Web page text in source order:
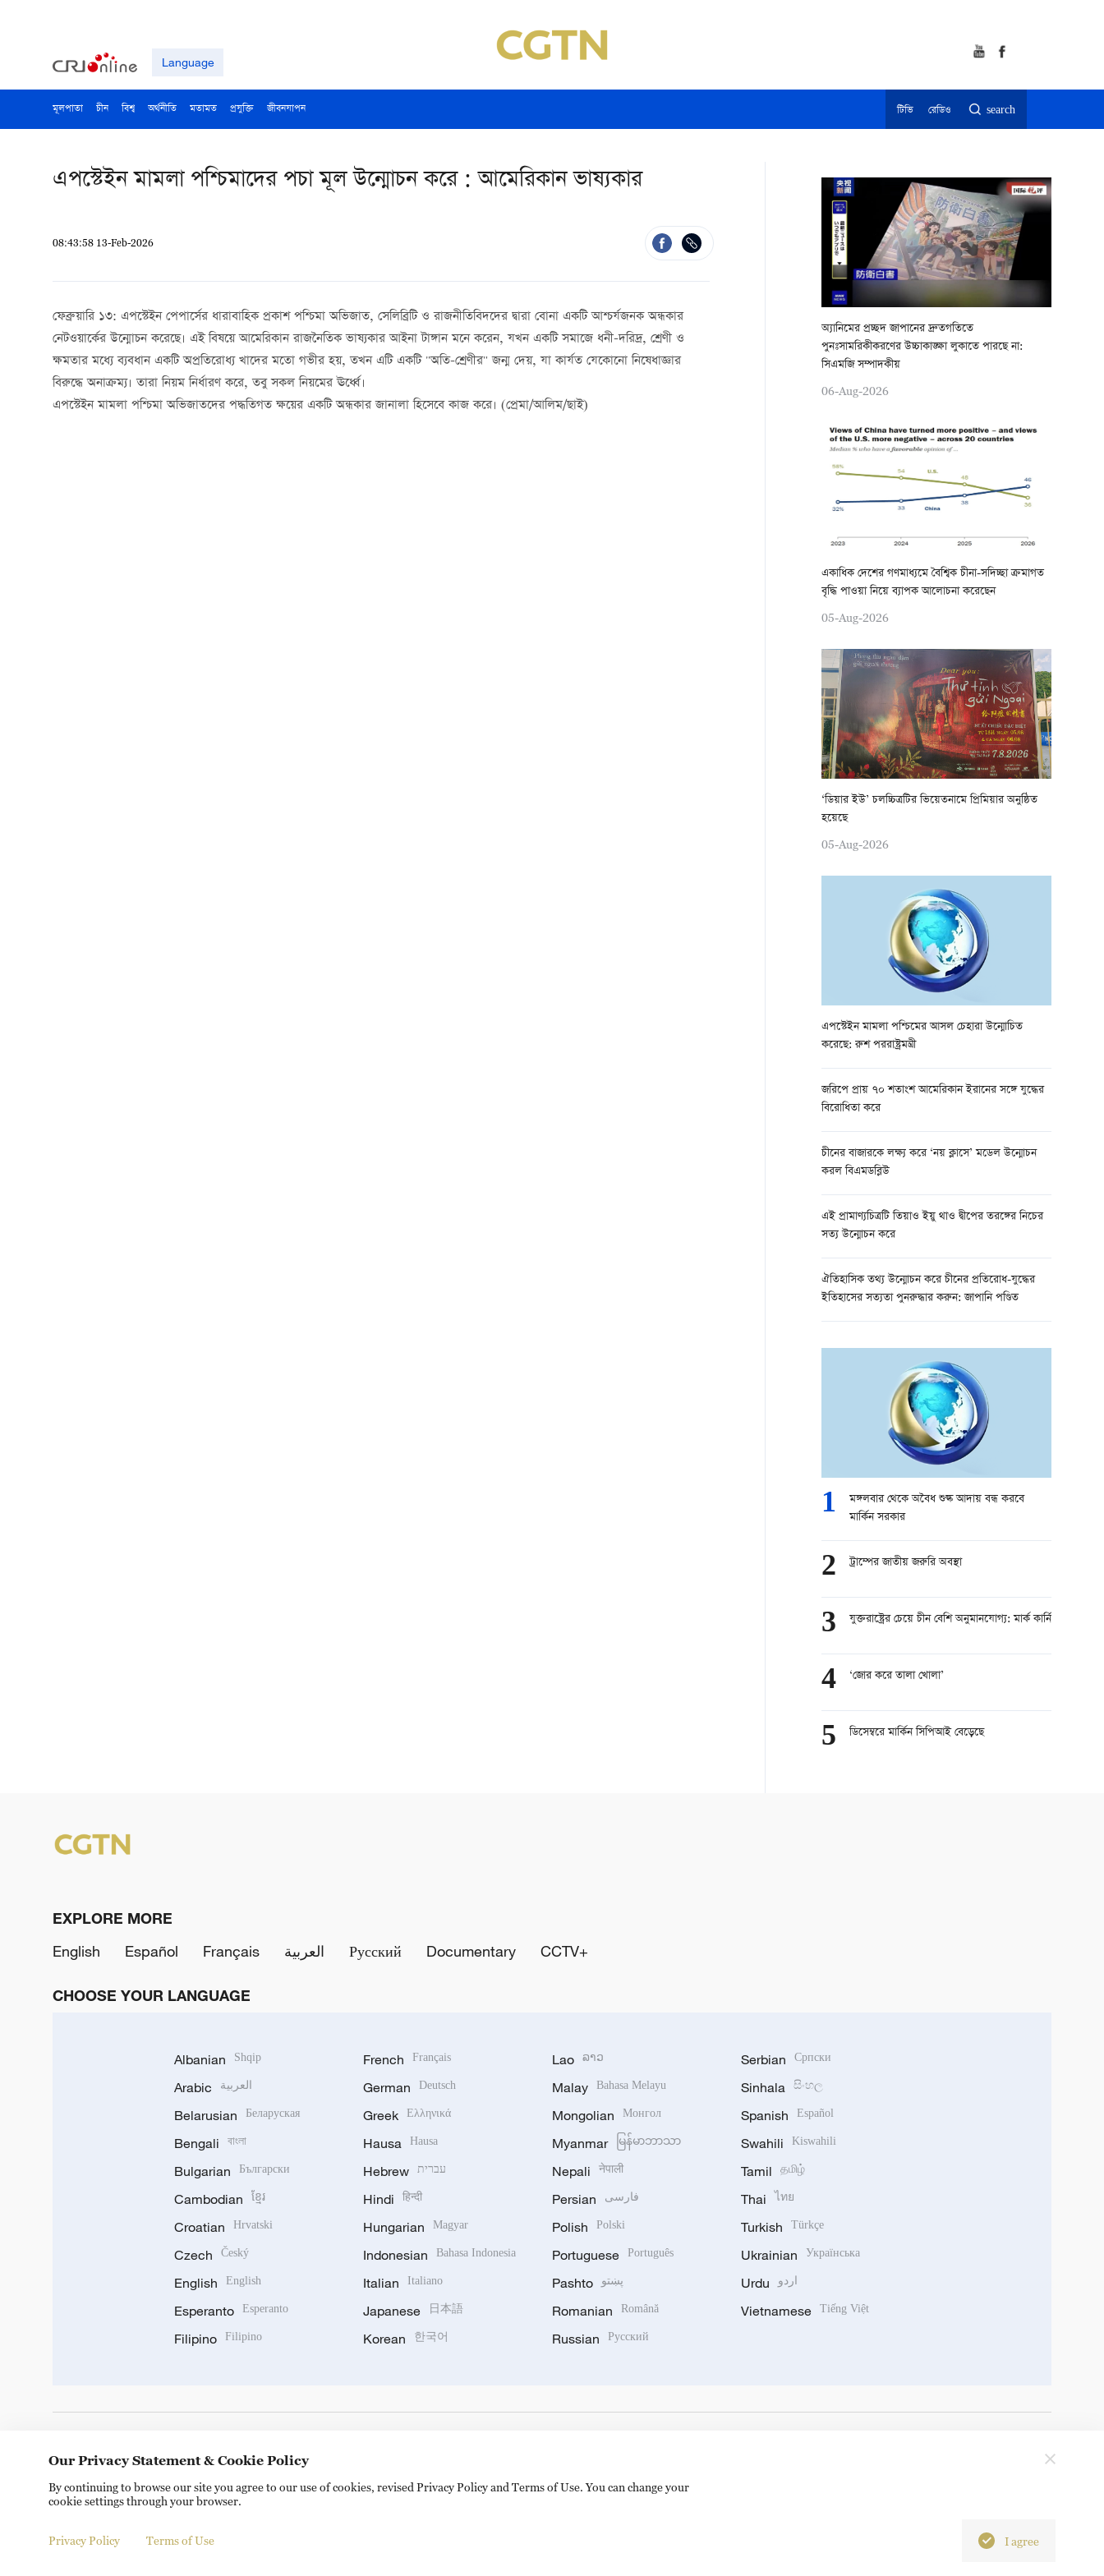
Language
মূলপাতা চীন বিশ্ব অর্থনীতি মতামত প্রযুক্তি জীবনযাপন টিভি রেডিও search
এপস্টেইন মামলা পশ্চিমাদের পচা মূল উন্মোচন করে : আমেরিকান ভাষ্যকার
08:43:58 13-Feb-2026
ফেব্রুয়ারি ১৩: এপস্টেইন পেপার্সের ধারাবাহিক প্রকাশ পশ্চিমা অভিজাত, সেলিব্রিটি ও রাজনীতিবিদদের দ্বারা বোনা একটি আশ্চর্যজনক অন্ধকার
নেটওয়ার্কের উন্মোচন করেছে। এই বিষয়ে আমেরিকান রাজনৈতিক ভাষ্যকার আইনা টাঙ্গান মনে করেন, যখন একটি সমাজে ধনী-দরিদ্র, শ্রেণী ও
ক্ষমতার মধ্যে ব্যবধান একটি অপ্রতিরোধ্য খাদের মতো গভীর হয়, তখন এটি একটি "অতি-শ্রেণীর" জন্ম দেয়, যা কার্যত যেকোনো নিষেধাজ্ঞার
বিরুদ্ধে অনাক্রম্য। তারা নিয়ম নির্ধারণ করে, তবু সকল নিয়মের ঊর্ধ্বে।
এপস্টেইন মামলা পশ্চিমা অভিজাতদের পদ্ধতিগত ক্ষয়ের একটি অন্ধকার জানালা হিসেবে কাজ করে। (প্রেমা/আলিম/ছাই)
অ্যানিমের প্রচ্ছদ জাপানের দ্রুতগতিতে
পুনঃসামরিকীকরণের উচ্চাকাঙ্ক্ষা লুকাতে পারছে না:
সিএমজি সম্পাদকীয়
06-Aug-2026
একাধিক দেশের গণমাধ্যমে বৈশ্বিক চীনা-সদিচ্ছা ক্রমাগত
বৃদ্ধি পাওয়া নিয়ে ব্যাপক আলোচনা করেছেন
05-Aug-2026
‘ডিয়ার ইউ’ চলচ্চিত্রটির ভিয়েতনামে প্রিমিয়ার অনুষ্ঠিত
হয়েছে
05-Aug-2026
এপস্টেইন মামলা পশ্চিমের আসল চেহারা উন্মোচিত
করেছে: রুশ পররাষ্ট্রমন্ত্রী
জরিপে প্রায় ৭০ শতাংশ আমেরিকান ইরানের সঙ্গে যুদ্ধের
বিরোধিতা করে
চীনের বাজারকে লক্ষ্য করে ‘নয় ক্লাসে’ মডেল উন্মোচন
করল বিএমডব্লিউ
এই প্রামাণ্যচিত্রটি তিয়াও ইয়ু থাও দ্বীপের তরঙ্গের নিচের
সত্য উন্মোচন করে
ঐতিহাসিক তথ্য উন্মোচন করে চীনের প্রতিরোধ-যুদ্ধের
ইতিহাসের সত্যতা পুনরুদ্ধার করুন: জাপানি পণ্ডিত
1
মঙ্গলবার থেকে অবৈধ শুল্ক আদায় বন্ধ করবে
মার্কিন সরকার
2 ট্রাম্পের জাতীয় জরুরি অবস্থা
3 যুক্তরাষ্ট্রের চেয়ে চীন বেশি অনুমানযোগ্য: মার্ক কার্নি
4 ‘জোর করে তালা খোলা’
5 ডিসেম্বরে মার্কিন সিপিআই বেড়েছে
EXPLORE MORE
English
Español Français العربية Русский Documentary CCTV+
CHOOSE YOUR LANGUAGE
Albanian Shqip
Arabic العربية
Belarusian Беларуская
Bengali বাংলা
Bulgarian Български
Cambodian ខ្មែរ
Croatian Hrvatski
Czech Český
English English
Esperanto Esperanto
Filipino Filipino
French Français
German Deutsch
Greek Ελληνικά
Hausa Hausa
Hebrew עברית
Hindi हिन्दी
Hungarian Magyar
Indonesian Bahasa Indonesia
Italian Italiano
Japanese 日本語
Korean 한국어
Lao ລາວ
Malay Bahasa Melayu
Mongolian Монгол
Myanmar မြန်မာဘာသာ
Nepali नेपाली
Persian فارسی
Polish Polski
Portuguese Português
Pashto پښتو
Romanian Română
Russian Русский
Serbian Српски
Sinhala සිංහල
Spanish Español
Swahili Kiswahili
Tamil தமிழ்
Thai ไทย
Turkish Türkçe
Ukrainian Українська
Urdu اردو
Vietnamese Tiếng Việt
© China Radio International.CRI. All Rights Reserved. 16A Shijingshan Road, Beijing, China. 100040
Our Privacy Statement & Cookie Policy
By continuing to browse our site you agree to our use of cookies, revised Privacy Policy and Terms of Use. You can change your
cookie settings through your browser.
Privacy Policy Terms of Use I agree